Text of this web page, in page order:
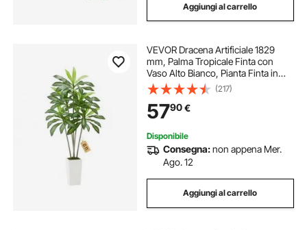
Aggiungi al carrello
VEVOR Dracena Artificiale 1829
mm, Palma Tropicale Finta con
Vaso Alto Bianco, Pianta Finta in
Seta da Pavimento in Vaso, Grandi
Alberi per Casa, Ufficio, Soggiorno,
Decorazione Interna ed Esterna
(217)
5790€
Disponibile
Consegna:non appena Mer.
Ago. 12
Aggiungi al carrello